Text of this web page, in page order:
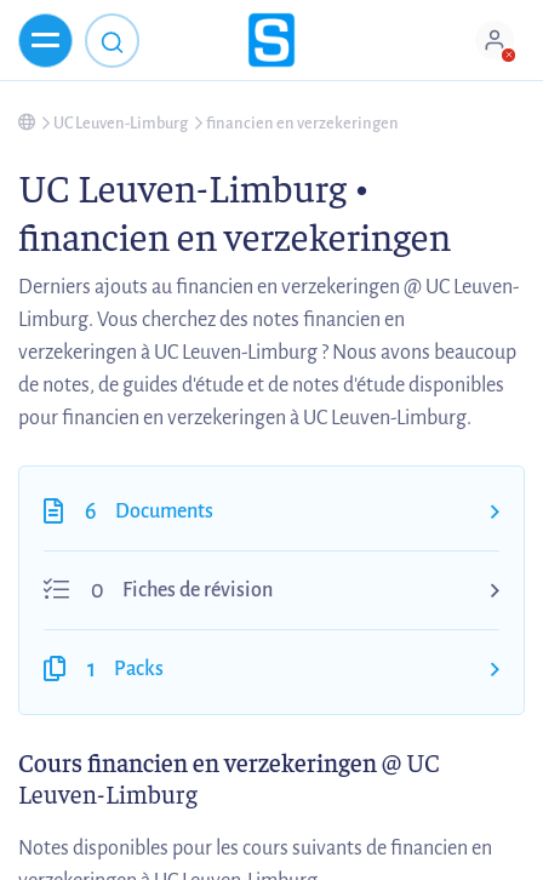
UC Leuven-Limburg financien en verzekeringen
UC Leuven-Limburg •
financien en verzekeringen
Derniers ajouts au financien en verzekeringen @ UC Leuven-
Limburg. Vous cherchez des notes financien en
verzekeringen à UC Leuven-Limburg ? Nous avons beaucoup
de notes, de guides d'étude et de notes d'étude disponibles
pour financien en verzekeringen à UC Leuven-Limburg.
6 Documents
0 Fiches de révision
1 Packs
Cours financien en verzekeringen@ UC
Leuven-Limburg
Notes disponibles pour les cours suivants de financien en